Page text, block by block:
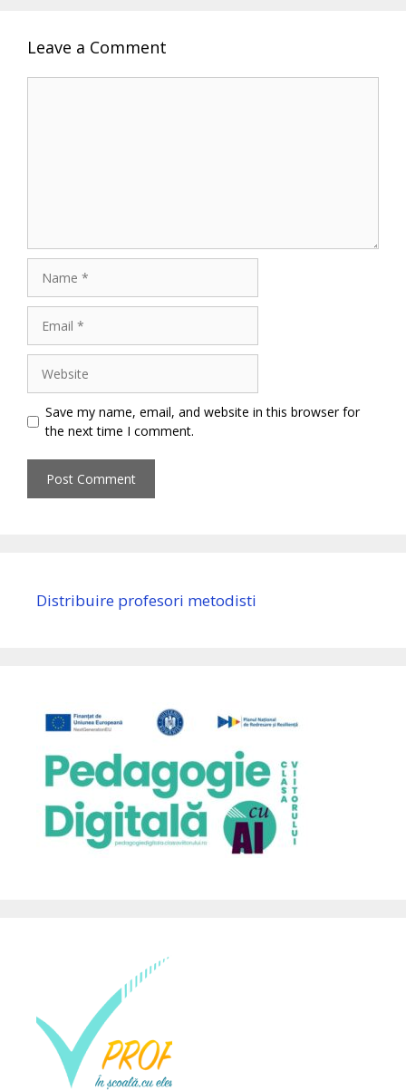
Leave a Comment
Save my name, email, and website in this browser for
the next time I comment.
Distribuire profesori metodisti